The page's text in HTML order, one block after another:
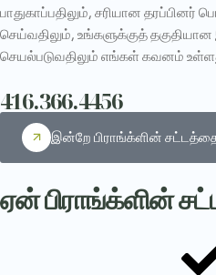
பாதுகாப்பதிலும், சரியான தரப்பினர்
செய்வதிலும், உங்களுக்குத்
செயல்படுவதிலும் எங்கள் கவனம்
416.366.4456
இன்றே பிராங்க்ளின்
ஏன் பிராங்க்ளின்